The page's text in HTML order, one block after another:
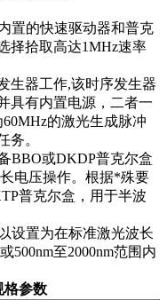
置的快速驱动器和普克
择拾取高达1MHz速率
生器工作,该时序发生器
具有内置电源，二者一
的激光生成脉冲
务。
BBO或DKDP普克尔盒
电压操作。根据*殊要
普克尔盒，用于半波
设置为在标准激光波长
500nm至2000nm范围内
格参数